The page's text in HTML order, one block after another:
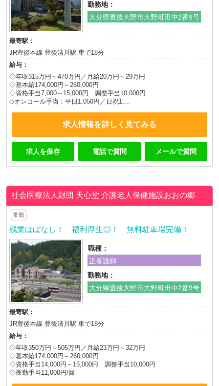
勤務地：
大分県豊後大野市大野町田中2番9号
最寄駅：
JR豊後本線 豊後清川駅 車で18分
給与：
◇年収315万円～470万円／月給20万円～29万円
◇基本給174,000円～260,000円
◇資格手当7,000～15,000円 調整手当10,000円
◇オンコール手当：平日1,050円／日祝1,...
求人情報を詳しく見てみる
求人を保存 電話で質問 メールで質問
社会医療法人財団 天心堂介護老人保健施設おおの郷
常勤
残業ほぼなし！ 福利厚生◎！ 無料駐車場完備！
職種：
正看護師
勤務地：
大分県豊後大野市大野町田中2番9号
最寄駅：
JR豊後本線 豊後清川駅 車で18分
給与：
◇年収350万円～505万円／月給23万円～32万円
◇基本給174,000円～260,000円
◇資格手当14,000円～15,000円 調整手当10,000円
◇夜勤手当11,000円/回